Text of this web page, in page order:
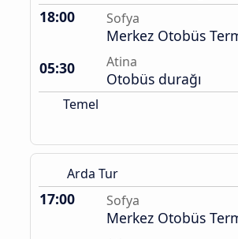
18:00 Sofya
Merkez Otobüs
05:30
Atina
Otobüs durağı
Temel
Arda Tur
17:00 Sofya
Merkez Otobüs